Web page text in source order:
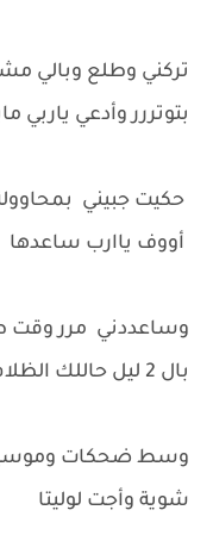
تركني وطلع وبالي
بتوتررر وأدعي ياربي
حكيت جبيني
أووف ياارب ساعدها
وساعددني مرر وقت
بال 2 ليل حاللك الظلام
وسط ضحكات
شوية وأجت لوليتا